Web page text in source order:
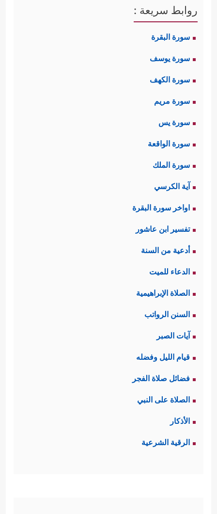
روابط سريعة :
سورة البقرة
سورة يوسف
سورة الكهف
سورة مريم
سورة يس
سورة الواقعة
سورة الملك
آية الكرسي
اواخر سورة البقرة
تفسير ابن عاشور
أدعية من السنة
الدعاء للميت
الصلاة الإبراهيمية
السنن الرواتب
آيات الصبر
قيام الليل وفضله
فضائل صلاة الفجر
الصلاة على النبي
الأذكار
الرقية الشرعية